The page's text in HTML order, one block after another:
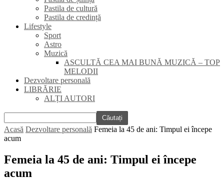
Pastila de cultură
Pastila de credință
Lifestyle
Sport
Astro
Muzică
ASCULTĂ CEA MAI BUNĂ MUZICĂ – TOP
MELODII
Dezvoltare personală
LIBRĂRIE
ALȚI AUTORI
Acasă Dezvoltare personală Femeia la 45 de ani: Timpul ei începe
acum
Femeia la 45 de ani: Timpul ei începe
acum